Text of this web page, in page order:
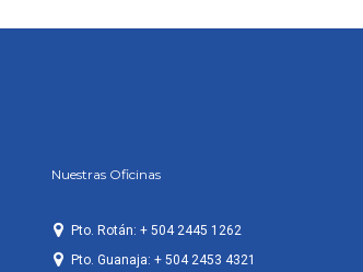
Nuestras Oficinas
Pto. Rotán: + 504 2445 1262
Pto. Guanaja: + 504 2453 4321